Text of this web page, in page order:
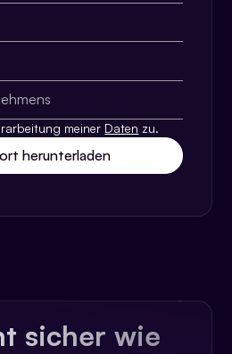
meiner Daten zu.
sicher wie